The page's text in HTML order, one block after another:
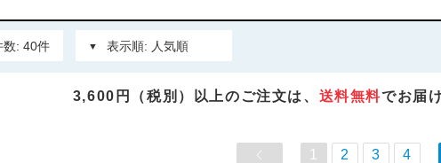
3,600円（税別）以上のご注文は、 送料無料でお届
1 2 3 4